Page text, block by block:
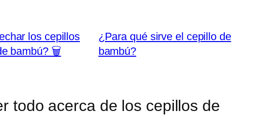
los cepillos
bambú? 🗑️
¿Para qué sirve el cepillo de
bambú?
todo acerca de los cepillos de